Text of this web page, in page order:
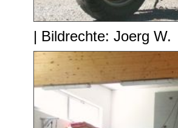
| Bildrechte: Joerg W.